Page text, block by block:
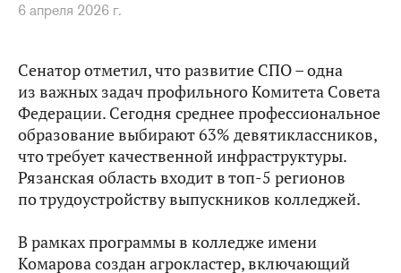
6 апреля 2026 г.
Сенатор отметил, что развитие СПО – одна
из важных задач профильного Комитета Совета
Федерации. Сегодня среднее профессиональное
образование выбирают 63% девятиклассников,
что требует качественной инфраструктуры.
Рязанская область входит в топ-5 регионов
по трудоустройству выпускников колледжей.
В рамках программы в колледже имени
Комарова создан агрокластер, включающий